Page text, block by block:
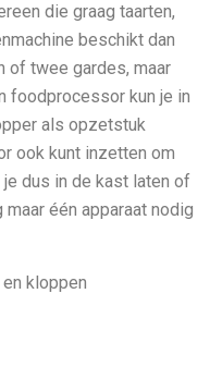
die graag taarten,
beschikt dan
of twee gardes, maar
foodprocessor kun je in
als opzetstuk
ook kunt inzetten om
dus in de kast laten of
één apparaat nodig
kloppen